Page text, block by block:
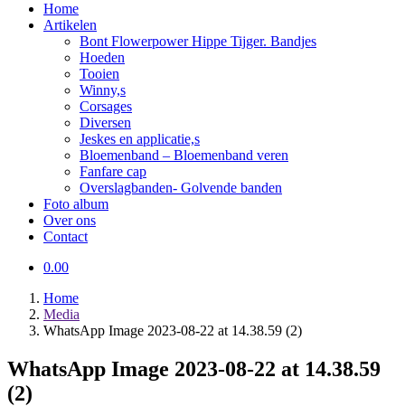
Home
Artikelen
Bont Flowerpower Hippe Tijger. Bandjes
Hoeden
Tooien
Winny,s
Corsages
Diversen
Jeskes en applicatie,s
Bloemenband – Bloemenband veren
Fanfare cap
Overslagbanden- Golvende banden
Foto album
Over ons
Contact
0.00
Home
Media
WhatsApp Image 2023-08-22 at 14.38.59 (2)
WhatsApp Image 2023-08-22 at 14.38.59
(2)